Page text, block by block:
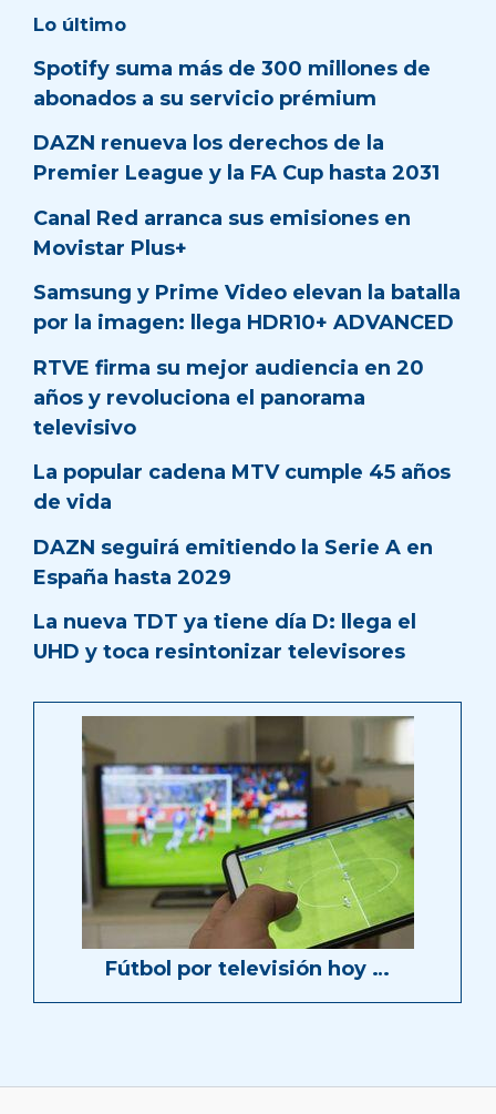
Lo último
Spotify suma más de 300 millones de
abonados a su servicio prémium
DAZN renueva los derechos de la
Premier League y la FA Cup hasta 2031
Canal Red arranca sus emisiones en
Movistar Plus+
Samsung y Prime Video elevan la batalla
por la imagen: llega HDR10+ ADVANCED
RTVE firma su mejor audiencia en 20
años y revoluciona el panorama
televisivo
La popular cadena MTV cumple 45 años
de vida
DAZN seguirá emitiendo la Serie A en
España hasta 2029
La nueva TDT ya tiene día D: llega el
UHD y toca resintonizar televisores
Fútbol por televisión hoy …